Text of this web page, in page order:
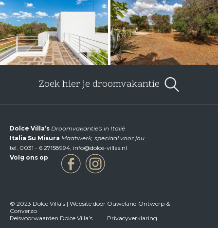
Zoek hier je droomvakantie
Dolce Villa’s Droomvakantie's in Italië
Italia Su Misura Maatwerk, speciaal voor jou
tel. 0031 - 6 27158994, info@dolce-villas.nl
Volg ons op
© 2023 Dolce Villa’s | Website door Ouweland Ontwerp &
Converzo
Reisvoorwaarden Dolce Villa’s
Privacyverklaring